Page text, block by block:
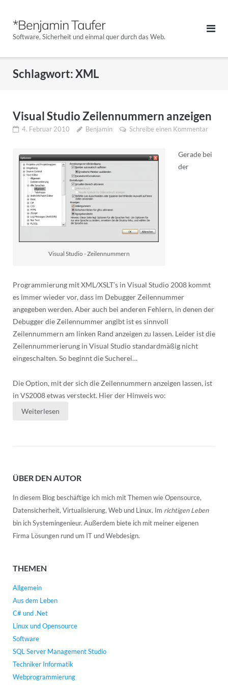
*Benjamin Taufer
Software, Sicherheit und einmal quer durch das Web.
Schlagwort:XML
Visual Studio Zeilennummern anzeigen
4. Februar 2010 Benjamin Schreibe einen Kommentar
Visual Studio - Zeilennummern
Gerade bei
der
Programmierung mit XML/XSLT’s in Visual Studio 2008 kommt
es immer wieder vor, dass im Debugger Zeilennummer
angegeben werden. Aber auch bei anderen Fehlern, in denen der
Debugger die Zeilennummer angibt ist es sinnvoll
Zeilennummern am linken Rand anzeigen zu lassen. Leider ist die
Zeilennummerierung in Visual Studio standardmäßig nicht
eingeschalten. So beginnt die Sucherei…
Die Option, mit der sich die Zeilennummern anzeigen lassen, ist
in VS2008 etwas versteckt. Hier der Hinweis wo:
Weiterlesen
ÜBER DEN AUTOR
In diesem Blog beschäftige ich mich mit Themen wie Opensource,
Datensicherheit, Virtualisierung, Web und Linux. Im richtigen Leben
bin ich Systemingenieur. Außerdem biete ich mit meiner eigenen
Firma Lösungen rund um IT und Webdesign.
THEMEN
Allgemein
Aus dem Leben
C# und .Net
Linux und Opensource
Software
SQL Server Management Studio
Techniker Informatik
Webprogrammierung